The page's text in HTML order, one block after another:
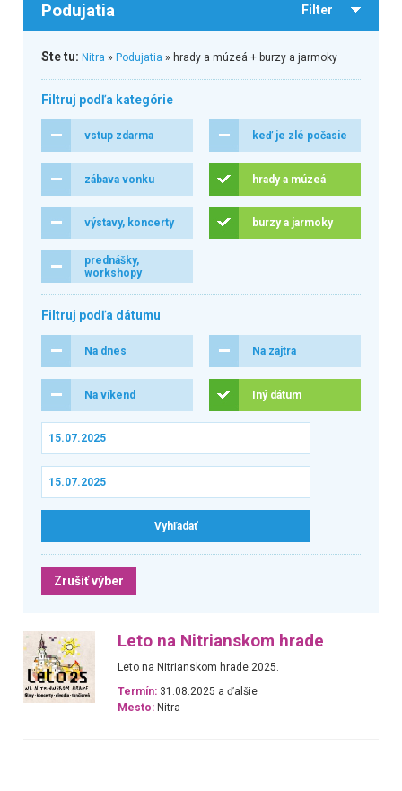
Podujatia Filter
Ste tu: Nitra » Podujatia » hrady a múzeá + burzy a jarmoky
Filtruj podľa kategórie
vstup zdarma keď je zlé počasie
zábava vonku hrady a múzeá
výstavy, koncerty burzy a jarmoky
prednášky,
workshopy
Filtruj podľa dátumu
Na dnes Na zajtra
Na víkend Iný dátum
Zrušiť výber
Leto na Nitrianskom hrade
Leto na Nitrianskom hrade 2025.
Termín: 31.08.2025 a ďalšie
Mesto: Nitra